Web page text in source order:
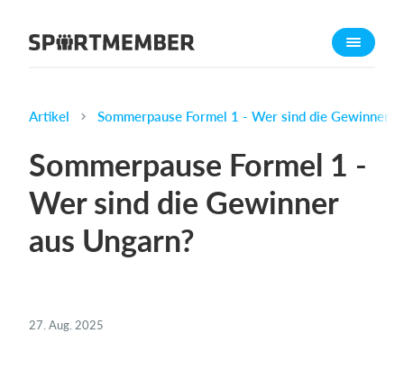
Über SportMember
Funktionen
Trainingsplan
Mitgliedsbeitrag
Belegungsplan
Artikel Sommerpause Formel 1 - Wer sind die Gewinner
Sommerpause Formel 1 -
Wer sind die Gewinner
aus Ungarn?
27. Aug. 2025